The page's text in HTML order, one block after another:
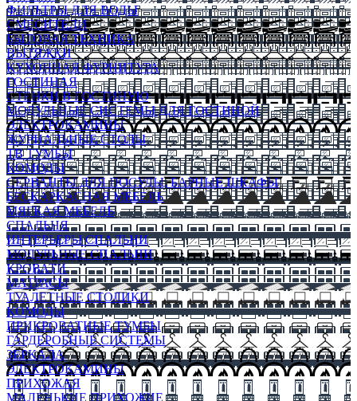
ФИЛЬТРЫ ДЛЯ ВОДЫ
СМЕСИТЕЛИ
БЫТОВАЯ ТЕХНИКА
ВЫТЯЖКИ
КУХОННАЯ ФУРНИТУРА
ГОСТИНАЯ
СТЕНКИ В ГОСТИНУЮ
МОДУЛЬНЫЕ СИСТЕМЫ ДЛЯ ГОСТИНОЙ
ЭЛЕКТРОКАМИНЫ
ЖУРНАЛЬНЫЕ СТОЛЫ
ТВ ТУМБЫ
КОМОДЫ
СЕРВАНТЫ ДЛЯ ПОСУДЫ, БАРНЫЕ ШКАФЫ
БЕСКАРКАСНАЯ МЕБЕЛЬ
МЯГКАЯ МЕБЕЛЬ
СПАЛЬНЯ
ИНТЕРЬЕРЫ СПАЛЬНИ
МОДУЛЬНЫЕ СПАЛЬНИ
КРОВАТИ
МАТРАСЫ
ТУАЛЕТНЫЕ СТОЛИКИ
КОМОДЫ
ПРИКРОВАТНЫЕ ТУМБЫ
ГАРДЕРОБНЫЕ СИСТЕМЫ
ЗЕРКАЛА
ЭЛЕКТРОКАМИНЫ
ПРИХОЖАЯ
МАЛЕНЬКИЕ ПРИХОЖИЕ